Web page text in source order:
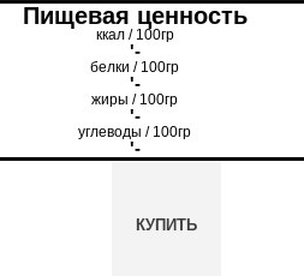
Пищевая ценность
ккал / 100гр
'-
белки / 100гр
'-
жиры / 100гр
'-
углеводы / 100гр
'-
КУПИТЬ